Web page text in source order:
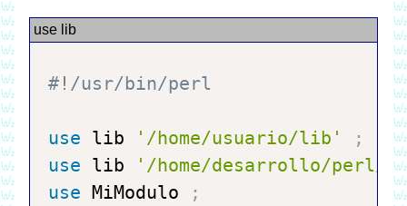
use lib '/home/usuario/lib'
;
use lib
'/home/desarrollo/perl/
use MiModulo ;